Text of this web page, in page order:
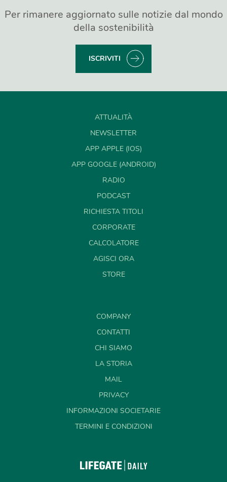
Per rimanere aggiornato sulle notizie dal mondo
della sostenibilità
ISCRIVITI
ATTUALITÀ
NEWSLETTER
APP APPLE (IOS)
APP GOOGLE (ANDROID)
RADIO
PODCAST
RICHIESTA TITOLI
CORPORATE
CALCOLATORE
AGISCI ORA
STORE
COMPANY
CONTATTI
CHI SIAMO
LA STORIA
MAIL
PRIVACY
INFORMAZIONI SOCIETARIE
TERMINI E CONDIZIONI